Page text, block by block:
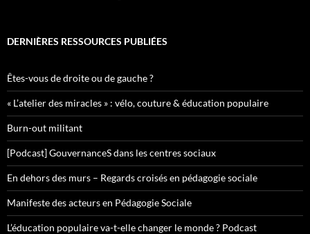
DERNIÈRES RESSOURCES PUBLIÉES
Êtes-vous de droite ou de gauche ?
« L’atelier des miracles » : vélo, couture & éducation populaire
Burn-out militant
[Podcast] GouvernanceS dans les centres sociaux
En dehors des murs – Regards croisés en pédagogie sociale
Manifeste des acteurs en Pédagogie Sociale
L’éducation populaire va-t-elle changer le monde ? Podcast